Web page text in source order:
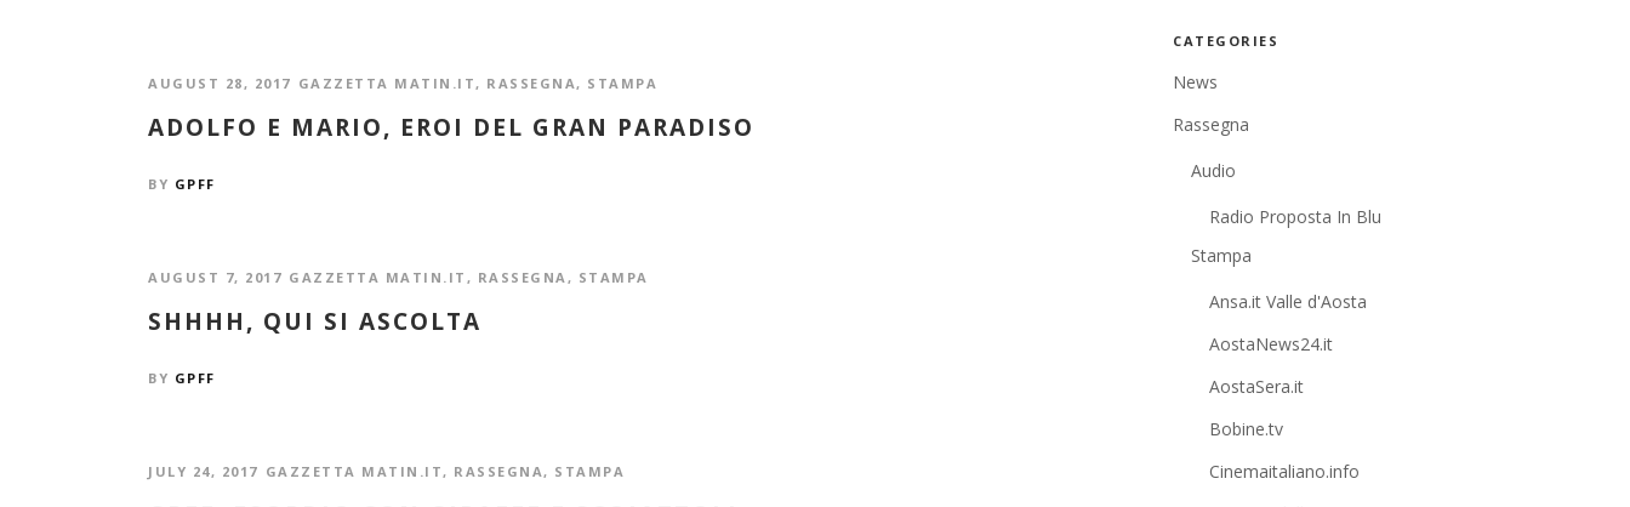
AUGUST 28, 2017 GAZZETTA MATIN.IT , RASSEGNA , STAMPA
ADOLFO E MARIO, EROI DEL GRAN PARADISO
BY GPFF
AUGUST 7, 2017 GAZZETTA MATIN.IT , RASSEGNA , STAMPA
SHHHH, QUI SI ASCOLTA
BY GPFF
JULY 24, 2017 GAZZETTA MATIN.IT , RASSEGNA , STAMPA
CATEGORIES
News
Rassegna
Audio
Radio Proposta In Blu
Stampa
Ansa.it Valle d'Aosta
AostaNews24.it
AostaSera.it
Bobine.tv
Cinemaitaliano.info